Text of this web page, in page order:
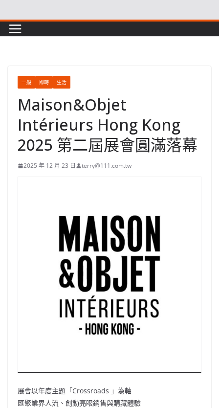
to
content
一般 即時 生活
Maison&Objet
Intérieurs Hong Kong
2025 第二屆展會圓滿落幕
2025 年 12 月 23 日 terry@111.com.tw
展會以年度主題「Crossroads 」為軸
匯聚業界人流、創動亮眼銷售與購藏體驗